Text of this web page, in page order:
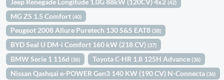
(42)
MG ZS 1.5 Comfort(40)
Peugeot 2008 Allure Puretech 130 S&S EAT8(38)
BYD Seal U DM-i Comfort 160 kW (218 CV)(37)
BMW Serie 1 116d(36) Toyota C-HR 1.8 125H Advance(36)
Nissan Qashqai e-POWER Gen3 140 KW (190 CV) N-Connecta(36)